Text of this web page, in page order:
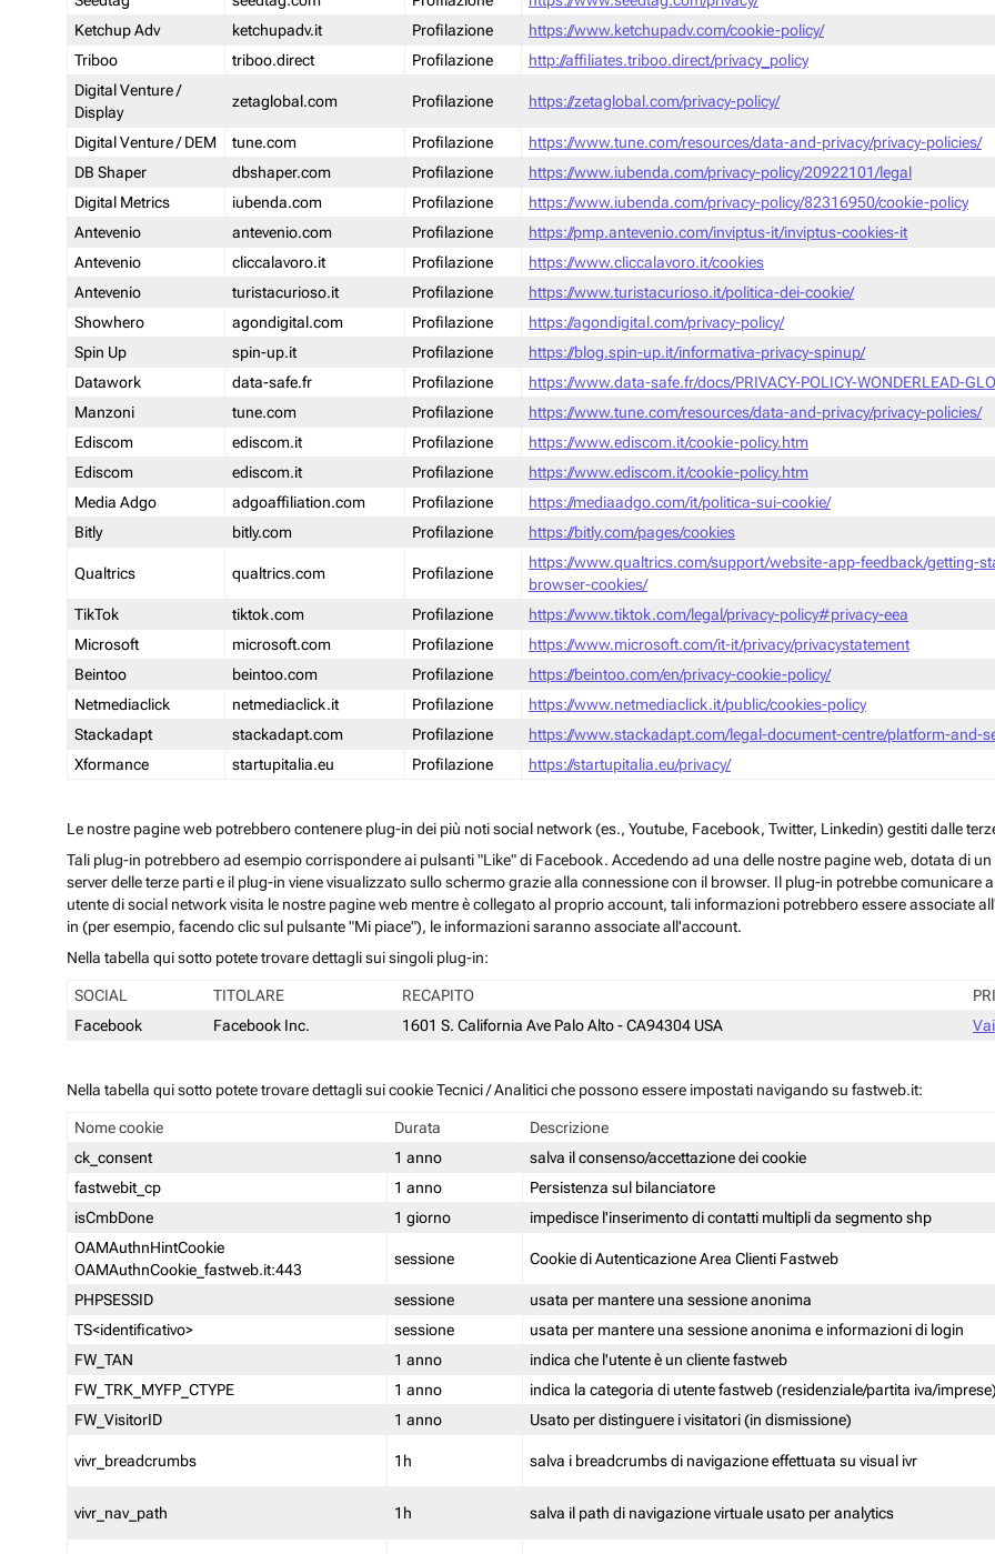
Ketchup Adv
ketchupadv.it Profilazione
https://www.ketchupadv.com/cookie-policy/
Triboo
triboo.direct Profilazione
http://affiliates.triboo.direct/privacy_policy
Digital Venture /
Display
zetaglobal.com Profilazione https://zetaglobal.com/privacy-policy/
Digital Venture / DEM tune.com Profilazione
https://www.tune.com/resources/data-and-privacy/privacy-policies/
DB Shaper
dbshaper.com Profilazione
https://www.iubenda.com/privacy-policy/20922101/legal
Digital Metrics
iubenda.com Profilazione
https://www.iubenda.com/privacy-policy/82316950/cookie-policy
Antevenio
antevenio.com Profilazione
https://pmp.antevenio.com/inviptus-it/inviptus-cookies-it
Antevenio
cliccalavoro.it Profilazione
https://www.cliccalavoro.it/cookies
Antevenio
turistacurioso.it Profilazione
https://www.turistacurioso.it/politica-dei-cookie/
Showhero
agondigital.com Profilazione
https://agondigital.com/privacy-policy/
Spin Up
spin-up.it Profilazione
https://blog.spin-up.it/informativa-privacy-spinup/
Datawork
data-safe.fr Profilazione
https://www.data-safe.fr/docs/PRIVACY-POLICY-WONDERLEAD-
Manzoni
tune.com Profilazione
https://www.tune.com/resources/data-and-privacy/privacy-policies/
Ediscom
ediscom.it Profilazione
https://www.ediscom.it/cookie-policy.htm
Ediscom
ediscom.it Profilazione
https://www.ediscom.it/cookie-policy.htm
Media Adgo
adgoaffiliation.com Profilazione
https://mediaadgo.com/it/politica-sui-cookie/
Bitly
bitly.com Profilazione https://bitly.com/pages/cookies
Qualtrics qualtrics.com Profilazione
https://www.qualtrics.com/support/website-app-feedback/getting-
browser-cookies/
TikTok
tiktok.com Profilazione
https://www.tiktok.com/legal/privacy-policy#privacy-eea
Microsoft
microsoft.com Profilazione
https://www.microsoft.com/it-it/privacy/privacystatement
Beintoo
beintoo.com Profilazione
https://beintoo.com/en/privacy-cookie-policy/
Netmediaclick
netmediaclick.it Profilazione
https://www.netmediaclick.it/public/cookies-policy
Stackadapt
stackadapt.com Profilazione
https://www.stackadapt.com/legal-document-centre/platform-and-
Xformance
startupitalia.eu Profilazione https://startupitalia.eu/privacy/
Le nostre pagine web potrebbero contenere plug-in dei più noti social network (es., Youtube, Facebook, Twitter, Linkedin) gestiti dalle
Tali plug-in potrebbero ad esempio corrispondere ai pulsanti "Like" di Facebook. Accedendo ad una delle nostre pagine web, dotata di
server delle terze parti e il plug-in viene visualizzato sullo schermo grazie alla connessione con il browser. Il plug-in potrebbe comunicare
utente di social network visita le nostre pagine web mentre è collegato al proprio account, tali informazioni potrebbero essere associate
in (per esempio, facendo clic sul pulsante "Mi piace"), le informazioni saranno associate all'account.
Nella tabella qui sotto potete trovare dettagli sui singoli plug-in:
SOCIAL TITOLARE RECAPITO
Facebook
Facebook Inc. 1601 S. California Ave Palo Alto - CA94304 USA
Nella tabella qui sotto potete trovare dettagli sui cookie Tecnici / Analitici che possono essere impostati navigando su fastweb.it:
Nome cookie Durata
Descrizione
ck_consent
1 anno
salva il consenso/accettazione dei cookie
fastwebit_cp
1 anno
Persistenza sul bilanciatore
isCmbDone
1 giorno
impedisce l'inserimento di contatti multipli da segmento shp
OAMAuthnHintCookie
OAMAuthnCookie_fastweb.it:443
sessione Cookie di Autenticazione Area Clienti Fastweb
PHPSESSID sessione
usata per mantere una sessione anonima
TS<identificativo>
sessione
usata per mantere una sessione anonima e informazioni di login
FW_TAN
1 anno
indica che l'utente è un cliente fastweb
FW_TRK_MYFP_CTYPE
1 anno
indica la categoria di utente fastweb (residenziale/partita iva/
FW_VisitorID
1 anno Usato per distinguere i visitatori (in dismissione)
vivr_breadcrumbs 1h salva i breadcrumbs di navigazione effettuata su visual ivr
vivr_nav_path 1h salva il path di navigazione virtuale usato per analytics